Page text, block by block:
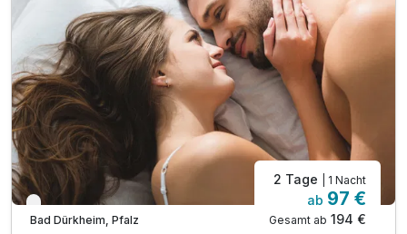
Dörfern vermittelt eine Vielzahl an Burgen und Burgruinen
einen Hauch von Ritterromantik.
Nur noch bis Oktober
Bad Dürkheim, Pfalz
2 Tage | 1 Nacht
ab 97 €
Gesamt ab 194 €